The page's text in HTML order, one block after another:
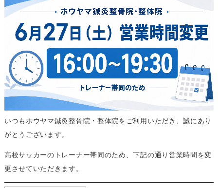
いつもホウヤマ鍼灸整骨院・整体院をご利用いただき、誠にあり
がとうございます。
高校サッカーのトレーナー帯同のため、下記の通り営業時間を変
更させていただきます。